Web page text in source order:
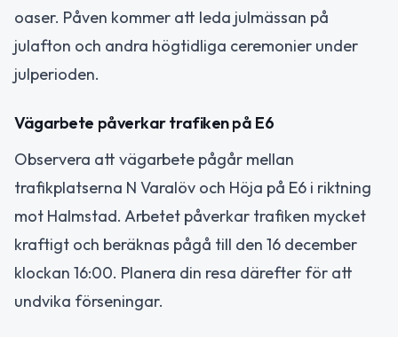
oaser. Påven kommer att leda julmässan på
julafton och andra högtidliga ceremonier under
julperioden.
Vägarbete påverkar trafiken på E6
Observera att vägarbete pågår mellan
trafikplatserna N Varalöv och Höja på E6 i riktning
mot Halmstad. Arbetet påverkar trafiken mycket
kraftigt och beräknas pågå till den 16 december
klockan 16:00. Planera din resa därefter för att
undvika förseningar.